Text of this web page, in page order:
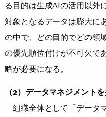
る目的は生成AIの活用以外
対象となるデータは膨大に
の中で、どの目的でどの領
の優先順位付けが不可欠で
略が必要になる。
（2）データマネジメント
組織全体として「データ